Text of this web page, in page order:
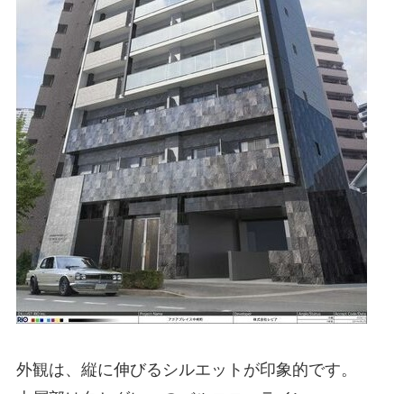
外観は、縦に伸びるシルエットが印象的です。